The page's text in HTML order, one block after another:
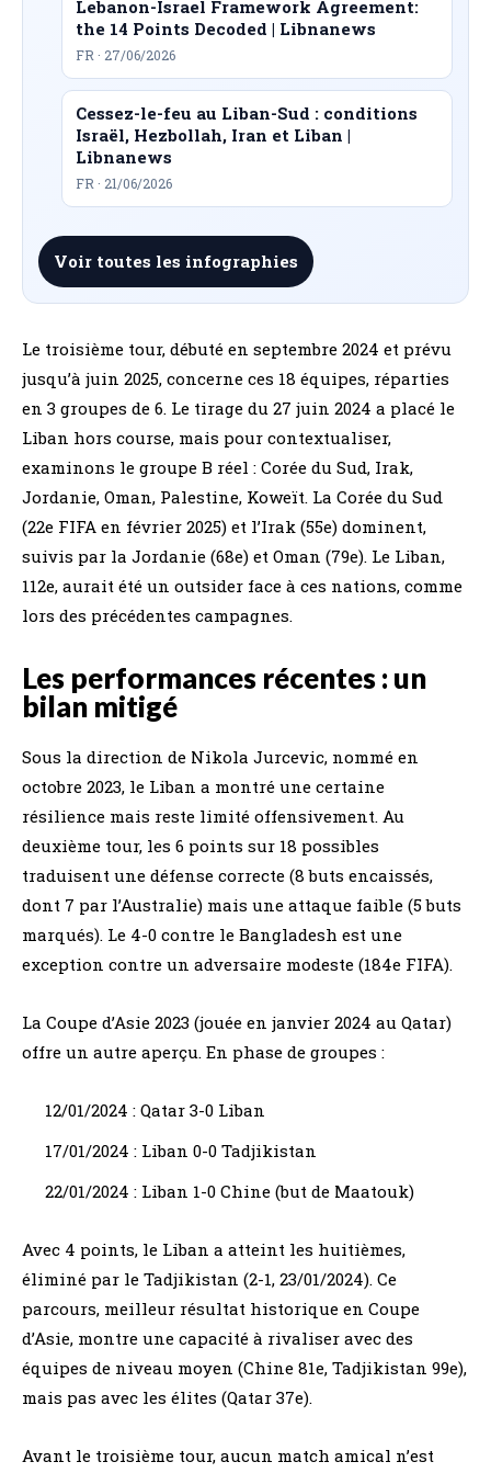
Lebanon-Israel Framework Agreement:
the 14 Points Decoded | Libnanews
FR · 27/06/2026
Cessez-le-feu au Liban-Sud : conditions
Israël, Hezbollah, Iran et Liban |
Libnanews
FR · 21/06/2026
Voir toutes les infographies
Le troisième tour, débuté en septembre 2024 et prévu
jusqu’à juin 2025, concerne ces 18 équipes, réparties
en 3 groupes de 6. Le tirage du 27 juin 2024 a placé le
Liban hors course, mais pour contextualiser,
examinons le groupe B réel : Corée du Sud, Irak,
Jordanie, Oman, Palestine, Koweït. La Corée du Sud
(22e FIFA en février 2025) et l’Irak (55e) dominent,
suivis par la Jordanie (68e) et Oman (79e). Le Liban,
112e, aurait été un outsider face à ces nations, comme
lors des précédentes campagnes.
Les performances récentes : un
bilan mitigé
Sous la direction de Nikola Jurcevic, nommé en
octobre 2023, le Liban a montré une certaine
résilience mais reste limité offensivement. Au
deuxième tour, les 6 points sur 18 possibles
traduisent une défense correcte (8 buts encaissés,
dont 7 par l’Australie) mais une attaque faible (5 buts
marqués). Le 4-0 contre le Bangladesh est une
exception contre un adversaire modeste (184e FIFA).
La Coupe d’Asie 2023 (jouée en janvier 2024 au Qatar)
offre un autre aperçu. En phase de groupes :
12/01/2024 : Qatar 3-0 Liban
17/01/2024 : Liban 0-0 Tadjikistan
22/01/2024 : Liban 1-0 Chine (but de Maatouk)
Avec 4 points, le Liban a atteint les huitièmes,
éliminé par le Tadjikistan (2-1, 23/01/2024). Ce
parcours, meilleur résultat historique en Coupe
d’Asie, montre une capacité à rivaliser avec des
équipes de niveau moyen (Chine 81e, Tadjikistan 99e),
mais pas avec les élites (Qatar 37e).
Avant le troisième tour, aucun match amical n’est